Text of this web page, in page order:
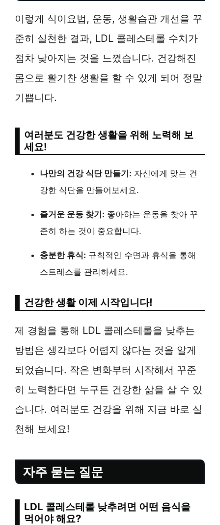
이렇게 식이요법, 운동, 생활습관 개선을 꾸
준히 실천한 결과, LDL 콜레스테롤 수치가
점차 낮아지는 것을 느꼈습니다. 건강해진
몸으로 활기찬 생활을 할 수 있게 되어 정말
기쁩니다.
여러분도 건강한 생활을 위해 노력해 보
세요!
나만의 건강 식단 만들기: 자신에게 맞는 건
강한 식단을 만들어보세요.
즐거운 운동 찾기: 좋아하는 운동을 찾아 꾸
준히 하는 것이 중요합니다.
충분한 휴식: 규칙적인 수면과 휴식을 통해
스트레스를 관리하세요.
건강한 생활 이제 시작입니다!
제 경험을 통해 LDL 콜레스테롤을 낮추는
방법은 생각보다 어렵지 않다는 것을 알게
되었습니다. 작은 변화부터 시작해서 꾸준
히 노력한다면 누구든 건강한 삶을 살 수 있
습니다. 여러분도 건강을 위해 지금 바로 실
천해 보세요!
자주 묻는 질문
LDL 콜레스테롤 낮추려면 어떤 음식을
먹어야 해요?